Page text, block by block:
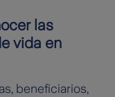
las
vida en
beneficiarios,